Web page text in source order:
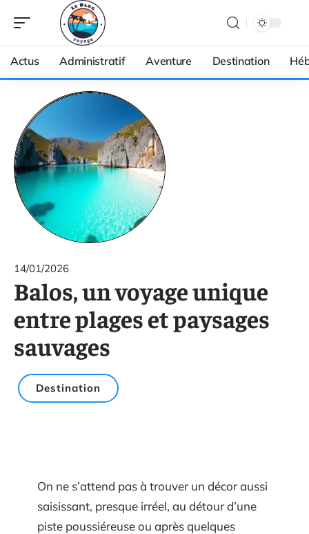
Actus Administratif Aventure Destination
14/01/2026
Balos, un voyage unique
entre plages et paysages
sauvages
Destination
On ne s’attend pas à trouver un décor aussi
saisissant, presque irréel, au détour d’une
piste poussiéreuse ou après quelques